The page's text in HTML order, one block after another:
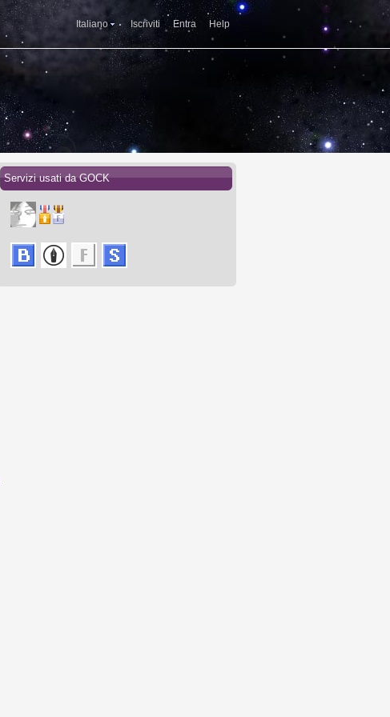
Italiano Iscriviti Entra Help
Servizi usati da GOCK